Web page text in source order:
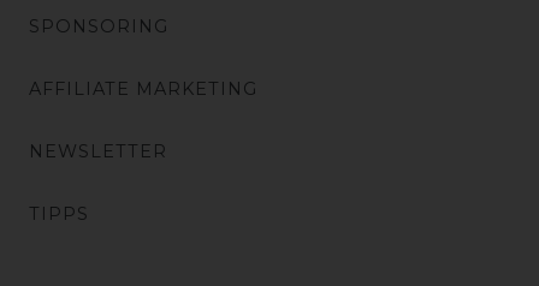
SPONSORING
AFFILIATE MARKETING
NEWSLETTER
TIPPS